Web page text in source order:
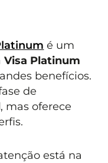
é um
Visa Platinum
benefícios.
de
, mas oferece
está na